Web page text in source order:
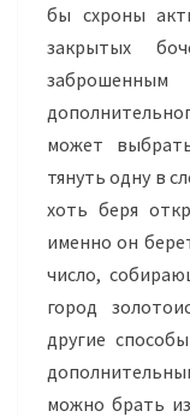
бы схроны
закрытых
может
тянуть одну в
хоть беря
именно он
число,
город
другие
можно брать